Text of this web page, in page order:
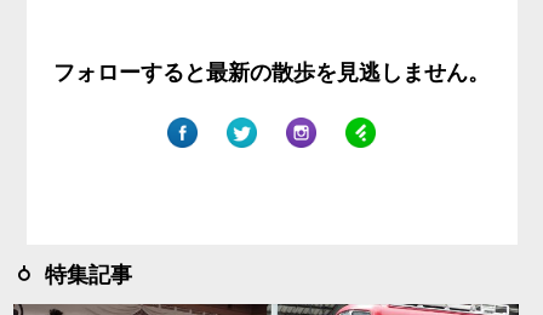
フォローすると最新の散歩を見逃しません。
特集記事